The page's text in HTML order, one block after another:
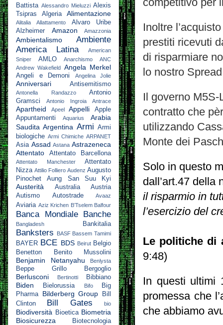
competitivo per
Inoltre
prestiti ricevuti
di risparmiare
lo nostro
Il governo
contratto che
utilizzando
Monte dei
Solo in questo
dall’art.47 della
il risparmio in
l’esercizio del
Le politiche di
9:48)
In questi ultimi
promessa che
che abbiamo
Battista Alessandro Mieluzzi Alexis
Tsipras
Algeria Alimentazione
Alitalia Allattamento
Alvaro Uribe
Alzheimer
Amazon Amazzonia
Ambientalismo
Ambiente
America Latina
American
Sniper
AMLO Anarchismo
ANC
Andrew Wakefield Angela Merkel
Angeli e Demoni Angelina Jolie
Anniversari Antisemitismo
Antonella Randazzo
Antonio
Gramsci
Antonio Ingroia Antrace
Apartheid Apeel Appelli
Apple
Appuntamenti
Aquarius
Arabia
Saudita Argentina Armi Armi
biologiche Armi Chimiche ARPANET
Asia Assad Astana Astrazeneca
Attentato
Attentato Barcellona
Attentato Manchester
Attentato
Nizza Attilio Folliero Audenz Augusto
Pinochet
Aung San Suu Kyi
Austerità Australia
Austria
Autismo
Autostrade Avaaz
Aviaria Aziz Krichen B’Tselem Balfour
Banca Mondiale Banche
Bangladesh Bankitalia
Banksters BASF Bassem Tamimi
BAYER BCE BDS Beirut Belgio
Benetton
Benito Mussolini
Benjamin Netanyahu Benlysta
Beppe Grillo Bergoglio
Berlusconi Bertinotti Bibbiano
Biden Bielorussia Bifo
Big
Pharma
Bilderberg Group
Bill
Clinton
Bill Gates bio
Biodiversità Bioetica Biometria
Biosicurezza
Biotecnologia